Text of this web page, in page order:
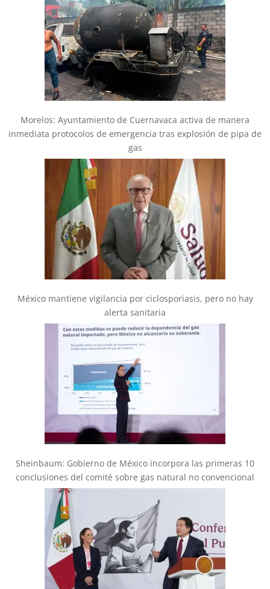
Morelos: Ayuntamiento de Cuernavaca activa de manera
inmediata protocolos de emergencia tras explosión de pipa de
gas
México mantiene vigilancia por ciclosporiasis, pero no hay
alerta sanitaria
Sheinbaum: Gobierno de México incorpora las primeras 10
conclusiones del comité sobre gas natural no convencional